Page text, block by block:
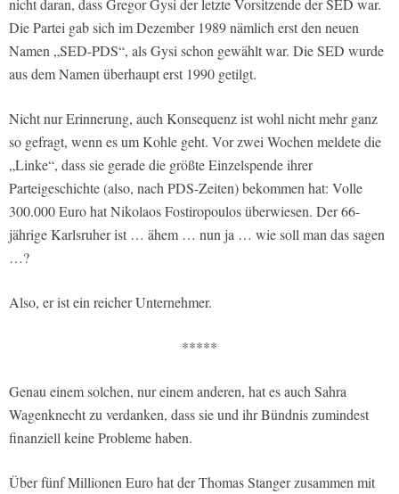
Die Partei gab sich im Dezember 1989 nämlich erst den neuen
Namen „SED-PDS“, als Gysi schon gewählt war. Die SED wurde
aus dem Namen überhaupt erst 1990 getilgt.
Nicht nur Erinnerung, auch Konsequenz ist wohl nicht mehr ganz
so gefragt, wenn es um Kohle geht. Vor zwei Wochen meldete die
„Linke“, dass sie gerade die größte Einzelspende ihrer
Parteigeschichte (also, nach PDS-Zeiten) bekommen hat: Volle
300.000 Euro hat Nikolaos Fostiropoulos überwiesen. Der 66-
jährige Karlsruher ist … ähem … nun ja … wie soll man das sagen
…?
Also, er ist ein reicher Unternehmer.
*****
Genau einem solchen, nur einem anderen, hat es auch Sahra
Wagenknecht zu verdanken, dass sie und ihr Bündnis zumindest
finanziell keine Probleme haben.
Über fünf Millionen Euro hat der Thomas Stanger zusammen mit